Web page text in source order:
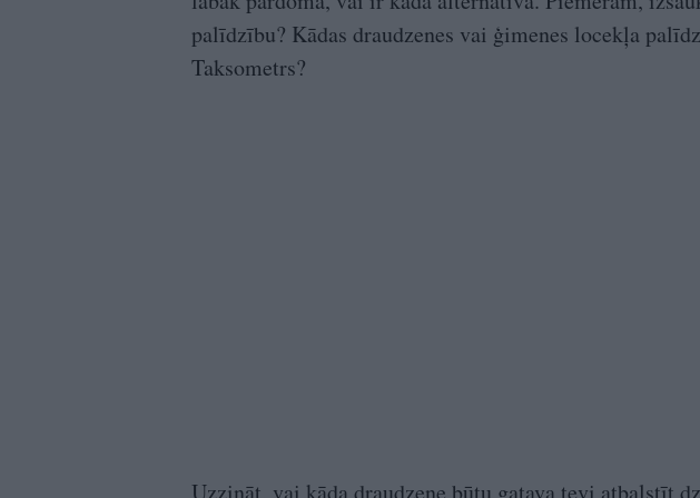
palīdzību? Kādas draudzenes vai ģimenes locekļa
Taksometrs?
Uzzināt, vai kāda draudzene būtu gatava tevi atbalstīt